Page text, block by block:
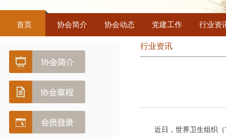
首页 协会简介 协会动态 党建工作 行业资
行业资讯
近日， 世界卫生组织